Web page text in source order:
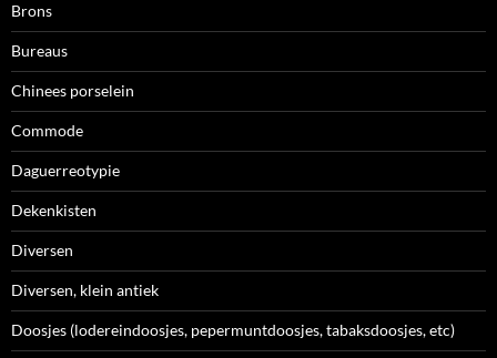
Brons
Bureaus
Chinees porselein
Commode
Daguerreotypie
Dekenkisten
Diversen
Diversen, klein antiek
Doosjes (lodereindoosjes, pepermuntdoosjes, tabaksdoosjes, etc)